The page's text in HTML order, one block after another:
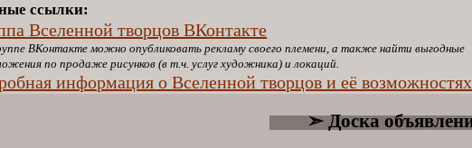
ссылки:
Вселенной творцов ВКонтакте
можно опубликовать рекламу своего племени, а также найти выгодные
по продаже рисунков (в т.ч. услуг художника) и локаций.
информация о Вселенной творцов и её возможностях
➣ Доска